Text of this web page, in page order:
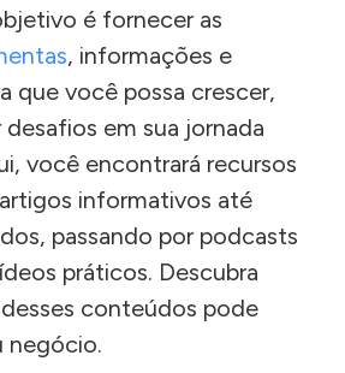
é fornecer as
, informações e
que você possa crescer,
desafios em sua jornada
você encontrará recursos
informativos até
passando por podcasts
práticos. Descubra
conteúdos pode
negócio.